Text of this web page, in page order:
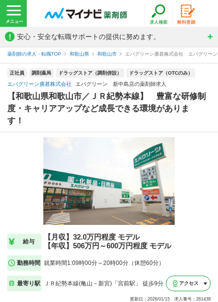
! 安心・安全な転職サポートの提供に努めます。
薬剤師の求人・転職TOP 和歌山県 和歌山市 エバグリーン廣甚株式会社 エバグリー
正社員 調剤薬局 ドラッグストア（調剤併設） ドラッグストア（OTCのみ）
エバグリーン廣甚株式会社 エバグリーン 新中島店の薬剤師求人
【和歌山県和歌山市／ＪＲ紀勢本線】 豊富な研修制
度・キャリアアップなど成長できる環境がありま
す！
給与
【月収】32.0万円程度 モデル
【年収】506万円～600万円程度 モデル
勤務時間 就業時間1:09時00分～20時00分（休憩60分）
最寄り駅 ＪＲ紀勢本線(亀山－新宮)「宮前駅」 徒歩9分 アクセス
更新日：2026/01/15 求人番号：261438